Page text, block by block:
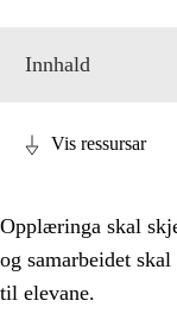
Innhald
Vis ressursar
Opplæringa skal
og samarbeidet
til elevane.